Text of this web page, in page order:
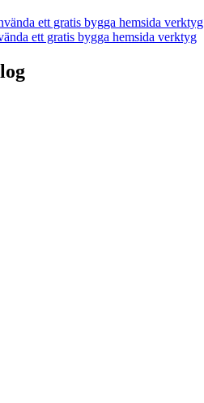
ett gratis bygga hemsida verktyg
ett gratis bygga hemsida verktyg